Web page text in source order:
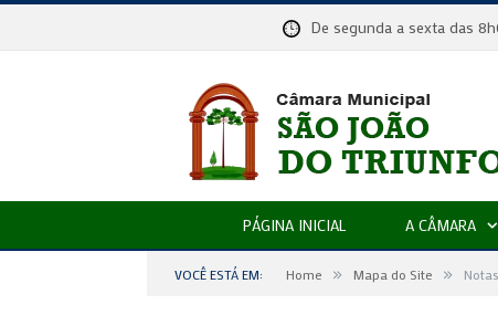
De segunda a sexta das
PÁGINA INICIAL A CÂMARA
VOCÊ ESTÁ EM: Home » Mapa do Site »